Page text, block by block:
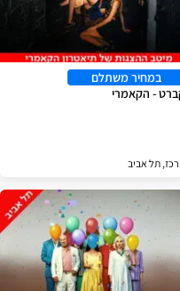
במחיר משתלם
- הקאמרי
תל אביב